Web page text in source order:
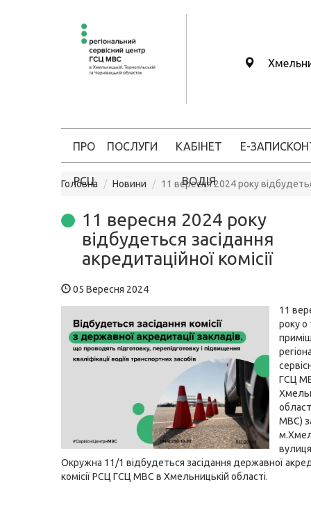
ПРО
РСЦ
ПОСЛУГИ КАБІНЕТ
ВОДІЯ
Е-ЗАПИС
Головна Новини 11 вересня 2024 року
11 вересня 2024 року
відбудеться засідання
акредитаційної комісії
05 Вересня 2024
11
року о
ГСЦ
МВС)
Окружна 11/1 відбудеться засідання державної
комісії РСЦ ГСЦ МВС в Хмельницькій області.